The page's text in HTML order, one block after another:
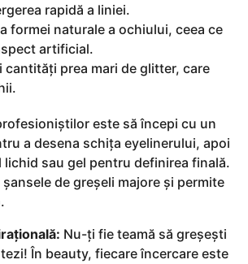
rapidă a liniei.
formei naturale a ochiului, ceea ce
artificial.
cantități prea mari de glitter, care
este să începi cu un
a desena schița eyelinerului, apoi
sau gel pentru definirea finală.
de greșeli majore și permite
Nu-ți fie teamă să greșești
În beauty, fiecare încercare este